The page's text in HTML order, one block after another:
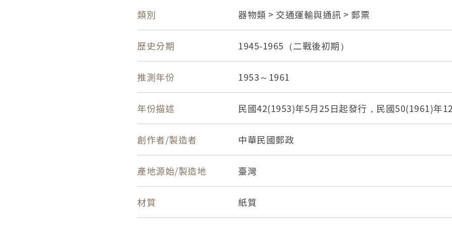
類別 器物類 > 交通運輸與通訊 > 郵票
歷史分期 1945-1965（二戰後初期）
推測年份 1953～1961
年份描述 民國42(1953)年5月25日起發行，民國50(1961)年
創作者/製造者 中華民國郵政
產地源始/製造地 臺灣
材質 紙質